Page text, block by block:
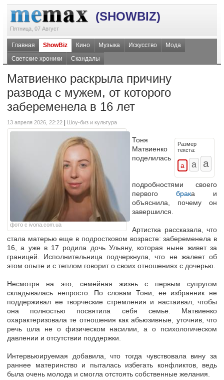
(SHOWBIZ)
Пятница, 07 Август
Главная ShowBiz Кино Музыка Искусство
Мода
Светские хроники
Скандалы
Матвиенко раскрыла причину
развода с мужем, от которого
забеременела в 16 лет
13 апреля 2026, 22:22 Шоу-биз и культура
фото с ivona.com.ua
Размер
текста:
Тоня
Матвиенко
поделилась
подробностями своего
первого брака и
объяснила, почему он
завершился.
Артистка рассказала, что
стала матерью еще в подростковом возрасте: забеременела в
16, а уже в 17 родила дочь Ульяну, которая ныне живет за
границей. Исполнительница подчеркнула, что не жалеет об
этом опыте и с теплом говорит о своих отношениях с дочерью.
Несмотря на это, семейная жизнь с первым супругом
складывалась непросто. По словам Тони, ее избранник не
поддерживал ее творческие стремления и настаивал, чтобы
она полностью посвятила себя семье. Матвиенко
охарактеризовала те отношения как абьюзивные, уточнив, что
речь шла не о физическом насилии, а о психологическом
давлении и отсутствии поддержки.
Интервьюируемая добавила, что тогда чувствовала вину за
раннее материнство и пыталась избегать конфликтов, ведь
была очень молода и смогла отстоять собственные желания.